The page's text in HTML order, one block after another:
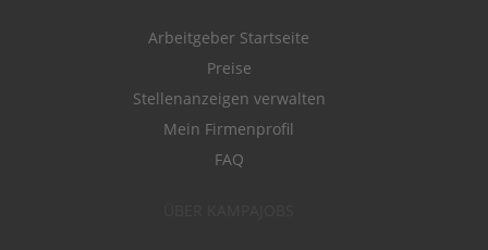
Arbeitgeber Startseite
Preise
Stellenanzeigen verwalten
Mein Firmenprofil
FAQ